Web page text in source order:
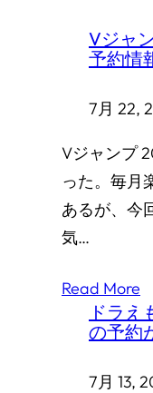
Vジャ
予約情
7月 22,
Vジャンプ
った。毎月
あるが、今
気…
Read More
ドラ
の予約
7月 13,